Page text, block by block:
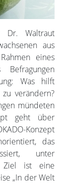
Dr. Waltraut
aus
eines
Befragungen
Was hilft
verändern?
mündeten
geht über
Konzept
das
unter
Ziel ist eine
„In der Welt